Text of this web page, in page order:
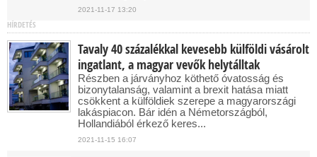
2021-11-17 13:20
HÍRDETÉS
Tavaly 40 százalékkal kevesebb külföldi vásárolt
ingatlant, a magyar vevők helytálltak
Részben a járványhoz köthető óvatosság és
bizonytalanság, valamint a brexit hatása miatt
csökkent a külföldiek szerepe a magyarországi
lakáspiacon. Bár idén a Németországból,
Hollandiából érkező keres...
2021-11-15 16:07